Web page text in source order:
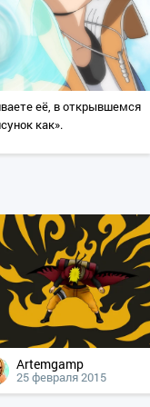
её, в открывшемся
как».
Artemgamp
25 февраля 2015